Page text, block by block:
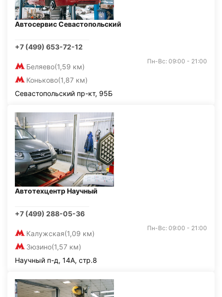
Автосервис Севастопольский
+7 (499) 653-72-12
Беляево(1,59 км)
Коньково(1,87 км)
Пн-Вс: 09:00 - 21:00
Севастопольский пр-кт, 95Б
Автотехцентр Научный
+7 (499) 288-05-36
Калужская(1,09 км)
Зюзино(1,57 км)
Пн-Вс: 09:00 - 21:00
Научный п-д, 14А, стр.8